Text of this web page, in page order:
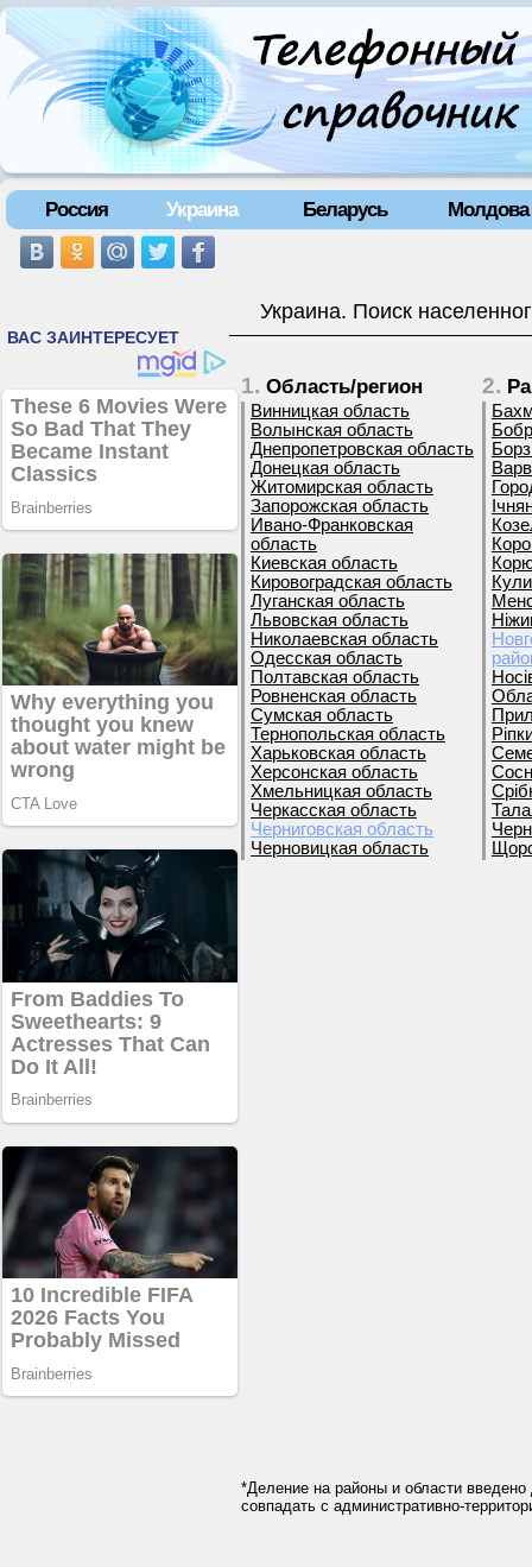
Россия Украина Беларусь Молдова
Украина. Поиск
1. Область/регион
Винницкая область
Волынская область
Днепропетровская область
Донецкая область
Житомирская область
Запорожская область
Ивано-Франковская
область
Киевская область
Кировоградская область
Луганская область
Львовская область
Николаевская область
Одесская область
Полтавская область
Ровненская область
Сумская область
Тернопольская область
Харьковская область
Херсонская область
Хмельницкая область
Черкасская область
Черниговская область
Черновицкая область
2.
*Деление на районы и области введено
совпадать с административно-